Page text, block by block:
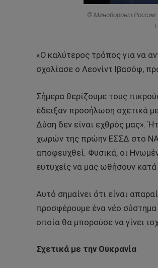
© Минобороны России
«Ο καλύτερος τρόπος για να
σχολίασε ο Λεονίντ Ιβασόφ,
Σήμερα θερίζουμε τους
έδειξαν προσήλωση σχετικά
Δύση δεν είναι εχθρός μας».
χωρών της πρώην ΕΣΣΔ στο
αποφευχθεί. Φυσικά, οι
ευτυχείς να μας ωθήσουν
Αυτό σημαίνει ότι είναι
προσφέρουμε ένα νέο σύστημα
οποία θα μπορούσε να γίνει
Σχετικά με την Ουκρανία